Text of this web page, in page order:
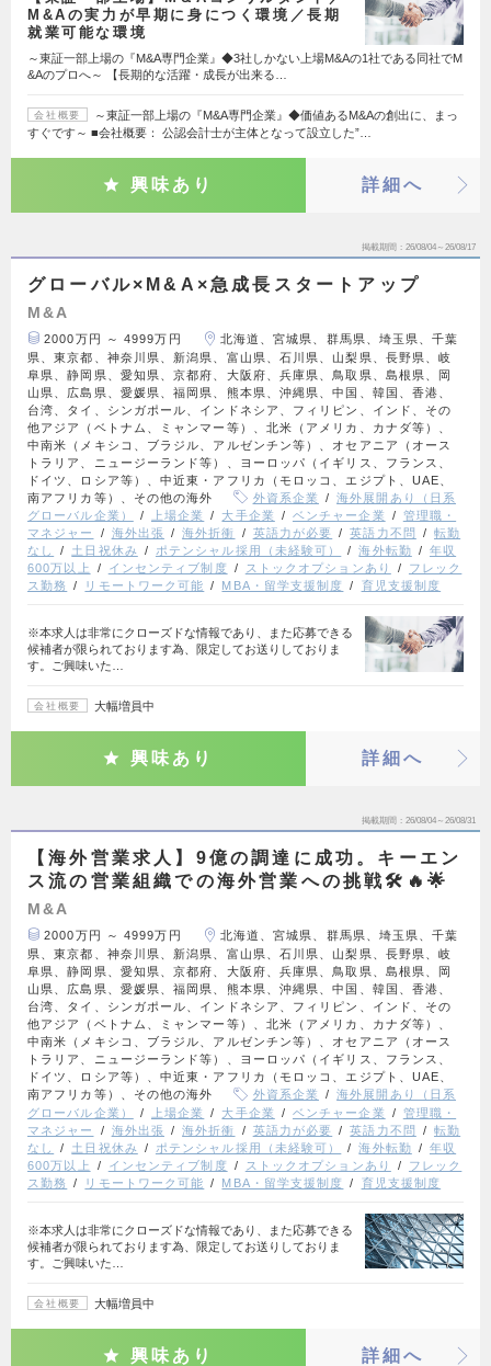
M&Aの実力が早期に身につく環境／長期
就業可能な環境
～東証一部上場の『M&A専門企業』◆3社しかない上場M&Aの1社である同社でM
&Aのプロへ～ 【長期的な活躍・成長が出来る…
会社概要
～東証一部上場の『M&A専門企業』◆価値あるM&Aの創出に、まっ
すぐです～ ■会社概要： 公認会計士が主体となって設立した”…
興味あり 詳細へ
掲載期間 26/08/04～26/08/17
グローバル×M&A×急成長スタートアップ
M&A
2000万円 ～ 4999万円
北海道、宮城県、群馬県、埼玉県、千葉
県、東京都、神奈川県、新潟県、富山県、石川県、山梨県、長野県、岐
阜県、静岡県、愛知県、京都府、大阪府、兵庫県、鳥取県、島根県、岡
山県、広島県、愛媛県、福岡県、熊本県、沖縄県、中国、韓国、香港、
台湾、タイ、シンガポール、インドネシア、フィリピン、インド、その
他アジア（ベトナム、ミャンマー等）、北米（アメリカ、カナダ等）、
中南米（メキシコ、ブラジル、アルゼンチン等）、オセアニア（オース
トラリア、ニュージーランド等）、ヨーロッパ（イギリス、フランス、
ドイツ、ロシア等）、中近東・アフリカ（モロッコ、エジプト、UAE、
南アフリカ等）、その他の海外
外資系企業
海外展開あり（日系
グローバル企業）
上場企業 大手企業 ベンチャー企業
管理職・
マネジャー
海外出張 海外折衝 英語力が必要 英語力不問
転勤
なし
土日祝休み ポテンシャル採用（未経験可） 海外転勤
年収
600万以上
インセンティブ制度 ストックオプションあり
フレック
ス勤務
リモートワーク可能 MBA・留学支援制度 育児支援制度
※本求人は非常にクローズドな情報であり、また応募できる
候補者が限られております為、限定してお送りしておりま
す。ご興味いた…
会社概要 大幅増員中
興味あり 詳細へ
掲載期間 26/08/04～26/08/31
【海外営業求人】9億の調達に成功。キーエン
ス流の営業組織での海外営業への挑戦🛠️🔥🌟
M&A
2000万円 ～ 4999万円
北海道、宮城県、群馬県、埼玉県、千葉
県、東京都、神奈川県、新潟県、富山県、石川県、山梨県、長野県、岐
阜県、静岡県、愛知県、京都府、大阪府、兵庫県、鳥取県、島根県、岡
山県、広島県、愛媛県、福岡県、熊本県、沖縄県、中国、韓国、香港、
台湾、タイ、シンガポール、インドネシア、フィリピン、インド、その
他アジア（ベトナム、ミャンマー等）、北米（アメリカ、カナダ等）、
中南米（メキシコ、ブラジル、アルゼンチン等）、オセアニア（オース
トラリア、ニュージーランド等）、ヨーロッパ（イギリス、フランス、
ドイツ、ロシア等）、中近東・アフリカ（モロッコ、エジプト、UAE、
南アフリカ等）、その他の海外
外資系企業
海外展開あり（日系
グローバル企業）
上場企業 大手企業 ベンチャー企業
管理職・
マネジャー
海外出張 海外折衝 英語力が必要 英語力不問
転勤
なし
土日祝休み ポテンシャル採用（未経験可） 海外転勤
年収
600万以上
インセンティブ制度 ストックオプションあり
フレック
ス勤務
リモートワーク可能 MBA・留学支援制度 育児支援制度
※本求人は非常にクローズドな情報であり、また応募できる
候補者が限られております為、限定してお送りしておりま
す。ご興味いた…
会社概要 大幅増員中
興味あり 詳細へ